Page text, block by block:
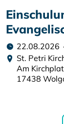
22.08.2026
St. Petri
Am
17438